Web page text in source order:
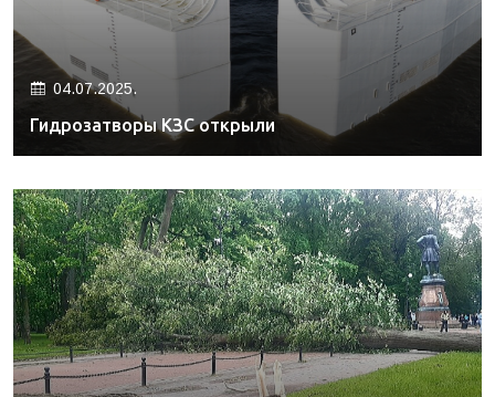
04.07.2025.
Гидрозатворы КЗС открыли